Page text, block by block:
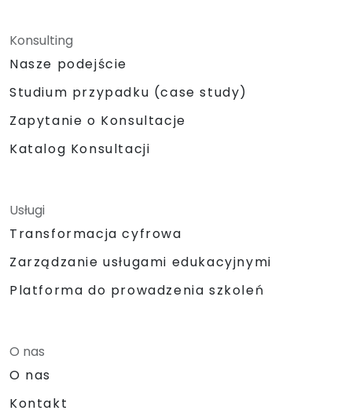
Konsulting
Nasze podejście
Studium przypadku (case study)
Zapytanie o Konsultacje
Katalog Konsultacji
Usługi
Transformacja cyfrowa
Zarządzanie usługami edukacyjnymi
Platforma do prowadzenia szkoleń
O nas
O nas
Kontakt